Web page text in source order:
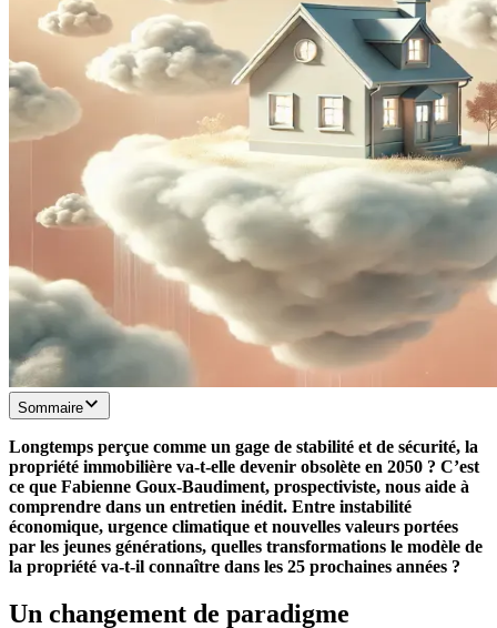
Sommaire
Longtemps perçue comme un gage de stabilité et de sécurité, la
propriété immobilière va-t-elle devenir obsolète en 2050 ? C’est
ce que Fabienne Goux-Baudiment, prospectiviste, nous aide à
comprendre dans un entretien inédit. Entre instabilité
économique, urgence climatique et nouvelles valeurs portées
par les jeunes générations, quelles transformations le modèle de
la propriété va-t-il connaître dans les 25 prochaines années ?
Un changement de paradigme